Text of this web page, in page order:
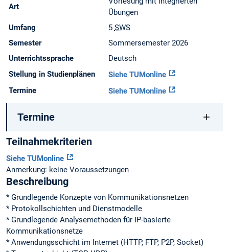
Art
Übungen
Umfang
5 SWS
Semester
Sommersemester 2026
Unterrichtssprache
Deutsch
Stellung in Studienplänen
Siehe TUMonline
Termine
Siehe TUMonline
Termine
Teilnahmekriterien
Siehe TUMonline
Anmerkung: keine Voraussetzungen
Beschreibung
* Grundlegende Konzepte von Kommunikationsnetzen
* Protokollschichten und Dienstmodelle
* Grundlegende Analysemethoden für IP-basierte
Kommunikationsnetze
* Anwendungsschicht im Internet (HTTP, FTP, P2P, Socket)